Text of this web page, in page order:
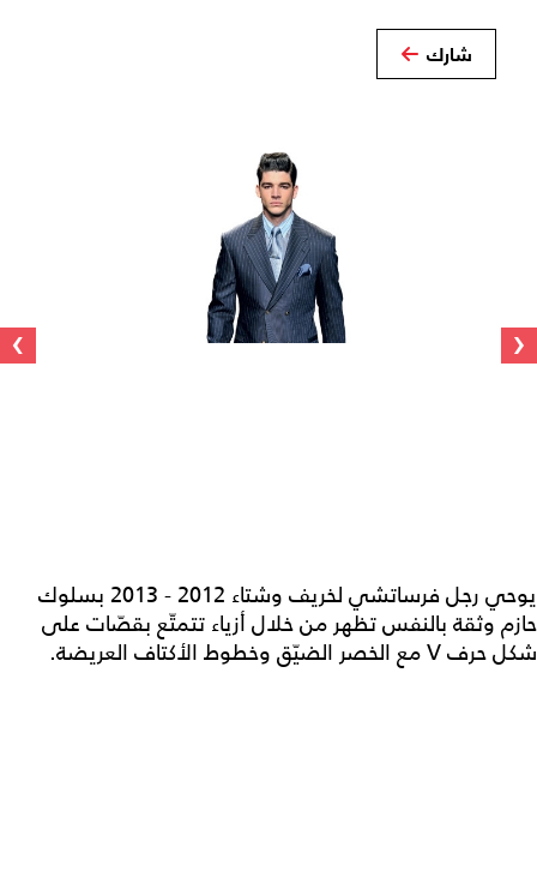
شارك
‹
›
يوحي رجل فرساتشي لخريف وشتاء 2012 - 2013 بسلوك
حازم وثقة بالنفس تظهر من خلال أزياء تتمتّع بقصّات على
شكل حرف V مع الخصر الضيّق وخطوط الأكتاف العريضة.